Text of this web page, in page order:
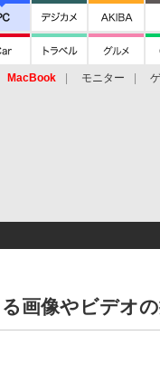
MacBook モニター
画像やビデオの